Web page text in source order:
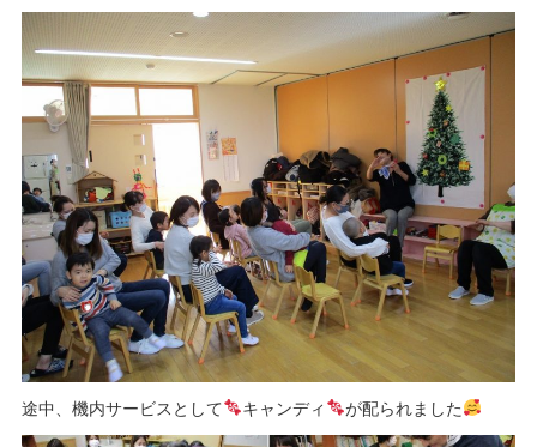
途中、機内サービスとして キャンディ が配られました